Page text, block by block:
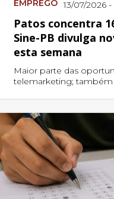
EMPREGO 13/07/2026
Patos concentra
Sine-PB divulga
esta semana
Maior parte das
telemarketing; também